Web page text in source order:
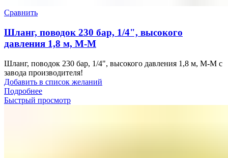
Сравнить
Шланг, поводок 230 бар, 1/4", высокого
давления 1,8 м, М-М
Шланг, поводок 230 бар, 1/4", высокого давления 1,8 м, М-М с
завода производителя!
Добавить в список желаний
Подробнее
Быстрый просмотр